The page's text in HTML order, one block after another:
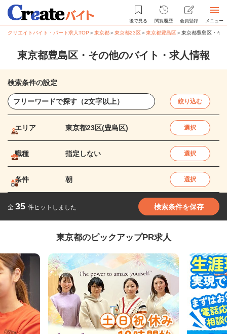
後で見る 閲覧履歴 会員登録 メニュー
クリエイトバイト・パート求人TOP ＞東京都＞東京都23区＞東京都豊島区＞東京都豊島区・そ
東京都豊島区・その他のバイト・求人情報
検索条件の設定
絞り込む
エリア 東京都23区(豊島区) 選択
職種 指定しない 選択
条件 朝 選択
全 35 件ヒットしました 検索条件を保存
東京都のピックアップPR求人